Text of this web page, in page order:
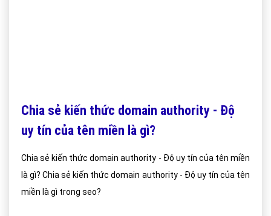
Chia sẻ kiến thức domain authority - Độ
uy tín của tên miền là gì?
Chia sẻ kiến thức domain authority - Độ uy tín của tên miền
là gì? Chia sẻ kiến thức domain authority - Độ uy tín của tên
miền là gì trong seo?